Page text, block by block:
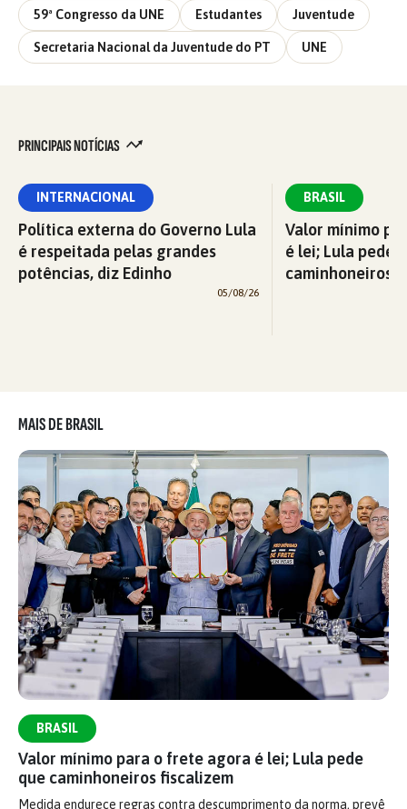
59ª Congresso da UNE Estudantes Juventude
Secretaria Nacional da Juventude do PT UNE
PRINCIPAIS NOTÍCIAS
INTERNACIONAL
Política externa do Governo Lula
é respeitada pelas grandes
potências, diz Edinho
05/08/26
BRASIL
Valor mínimo
é lei; Lula pede
caminhoneiros
MAIS DE BRASIL
BRASIL
Valor mínimo para o frete agora é lei; Lula pede
que caminhoneiros fiscalizem
Medida endurece regras contra descumprimento da norma, prevê